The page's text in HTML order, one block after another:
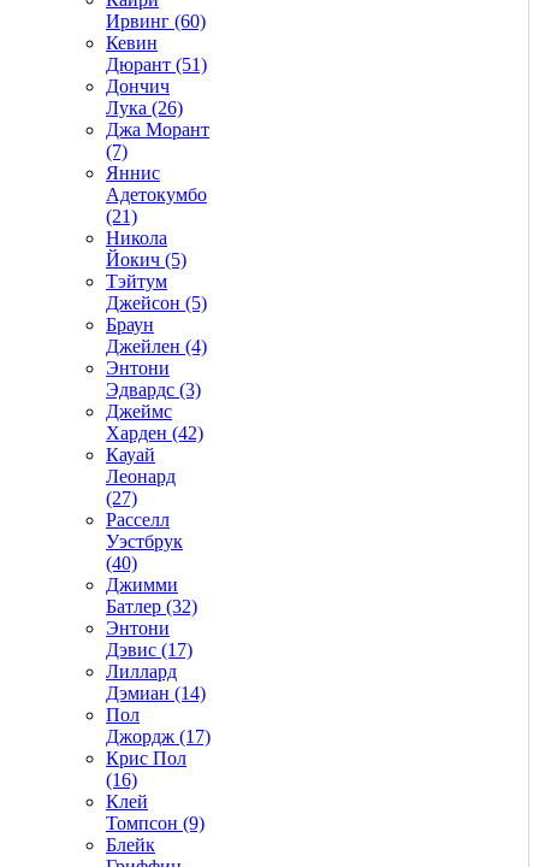
Ирвинг (60)
Кевин
Дюрант (51)
Дончич
Лука (26)
Джа Морант
(7)
Яннис
Адетокумбо
(21)
Никола
Йокич (5)
Тэйтум
Джейсон (5)
Браун
Джейлен (4)
Энтони
Эдвардс (3)
Джеймс
Харден (42)
Кауай
Леонард
(27)
Расселл
Уэстбрук
(40)
Джимми
Батлер (32)
Энтони
Дэвис (17)
Лиллард
Дэмиан (14)
Пол
Джордж (17)
Крис Пол
(16)
Клей
Томпсон (9)
Блейк